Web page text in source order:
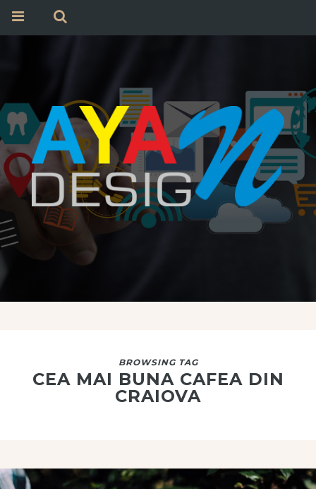
BROWSING TAG
CEA MAI BUNA CAFEA DIN
CRAIOVA